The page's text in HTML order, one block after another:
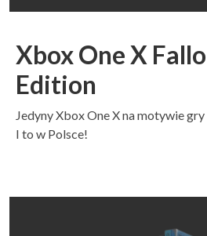
Xbox One X
Edition
Jedyny Xbox One X na motywie
I to w Polsce!